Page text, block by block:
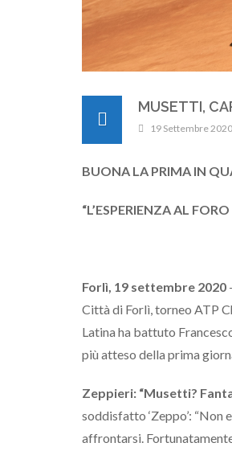
MUSETTI,
19 Settembre 2020
BUONA LA PRIMA IN
“L’ESPERIENZA AL
Forlì, 19 settembre 2020
Città di Forlì, torneo ATP
Latina ha battuto
più atteso della prima
Zeppieri: “Musetti?
soddisfatto ‘Zeppo’:
affrontarsi.